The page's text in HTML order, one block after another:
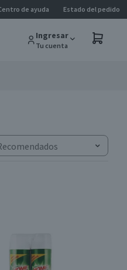
de ayuda Estado del pedido
Ingresar
Tu cuenta